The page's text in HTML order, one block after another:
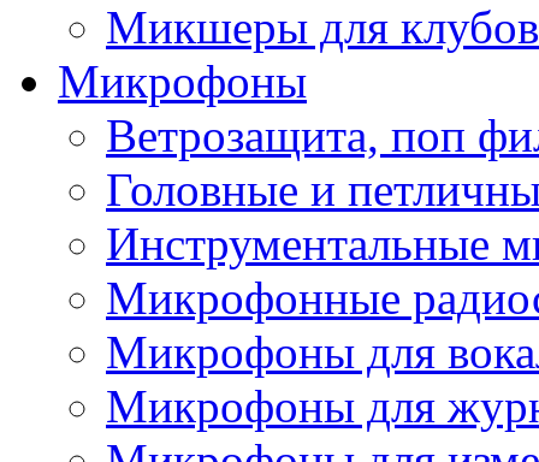
Микшеры для клубов
Микрофоны
Ветрозащита, поп
Головные и
Инструментальные
Микрофонные
Микрофоны для
Микрофоны для